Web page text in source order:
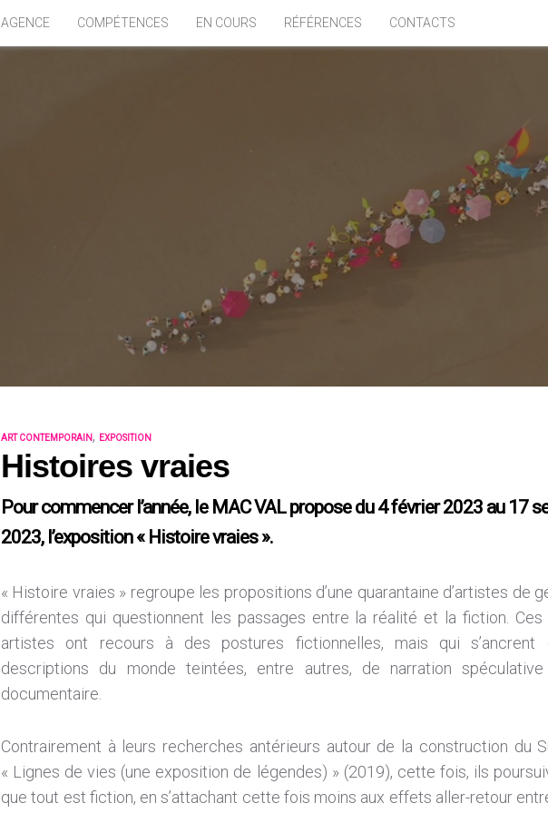
AGENCE COMPÉTENCES EN COURS RÉFÉRENCES CONTACTS
ART CONTEMPORAIN , EXPOSITION
Histoires vraies
Pour commencer l’année, le MAC VAL propose du 4 février 2023 au 17
2023, l’exposition « Histoire vraies ».
« Histoire vraies » regroupe les propositions d’une quarantaine d’artistes de
différentes qui questionnent les passages entre la réalité et la fiction.
artistes ont recours à des postures fictionnelles, mais qui s’ancrent
descriptions du monde teintées, entre autres, de narration
documentaire.
Contrairement à leurs recherches antérieurs autour de la construction du
« Lignes de vies (une exposition de légendes) » (2019), cette fois, ils
que tout est fiction, en s’attachant cette fois moins aux effets aller-retour